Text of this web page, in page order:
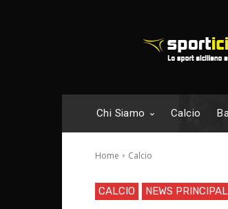
Chi Siamo Calcio
Home Calcio
CALCIO NEWS